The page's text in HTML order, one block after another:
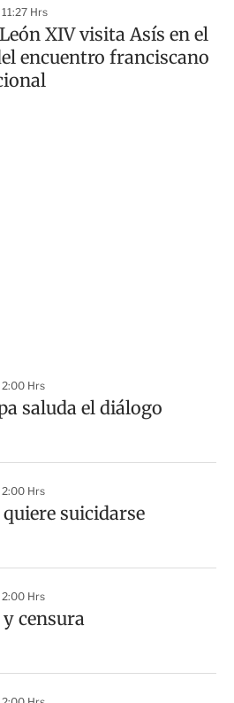
Hrs
XIV visita Asís en el
encuentro franciscano
Hrs
saluda el diálogo
Hrs
suicidarse
Hrs
censura